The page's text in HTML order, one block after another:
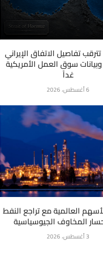
تفاصيل الاتفاق الإيراني
سوق العمل الأمريكية
غداً
6 أغسطس، 2026
العالمية مع تراجع النفط
المخاوف الجيوسياسية
3 أغسطس، 2026